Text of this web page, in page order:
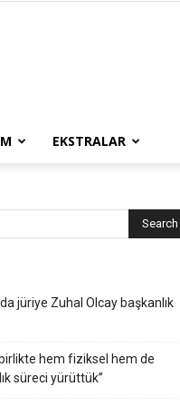
EKSTRALAR
jüriye Zuhal Olcay başkanlık
birlikte hem fiziksel hem de
süreci yürüttük”